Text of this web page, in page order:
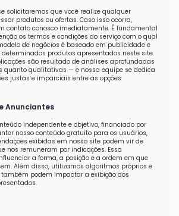
solicitaremos que você realize qualquer
produtos ou ofertas. Caso isso ocorra,
contato conosco imediatamente. É fundamental
os termos e condições do serviço com o qual
de negócios é baseado em publicidade e
produtos apresentados neste site.
são resultado de análises aprofundadas
qualitativas — e nossa equipe se dedica
justas e imparciais entre as opções
Anunciantes
independente e objetivo, financiado por
nosso conteúdo gratuito para os usuários,
exibidas em nosso site podem vir de
nos remuneram por indicações. Essa
a forma, a posição e a ordem em que
Além disso, utilizamos algoritmos próprios e
podem impactar a exibição dos